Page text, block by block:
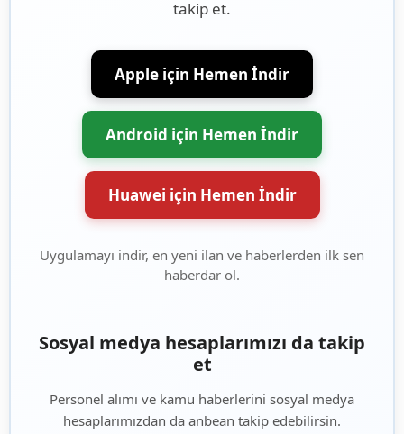
takip et.
Apple için Hemen İndir
Android için Hemen İndir
Huawei için Hemen İndir
Uygulamayı indir, en yeni ilan ve haberlerden ilk sen
haberdar ol.
Sosyal medya hesaplarımızı da takip
et
Personel alımı ve kamu haberlerini sosyal medya
hesaplarımızdan da anbean takip edebilirsin.